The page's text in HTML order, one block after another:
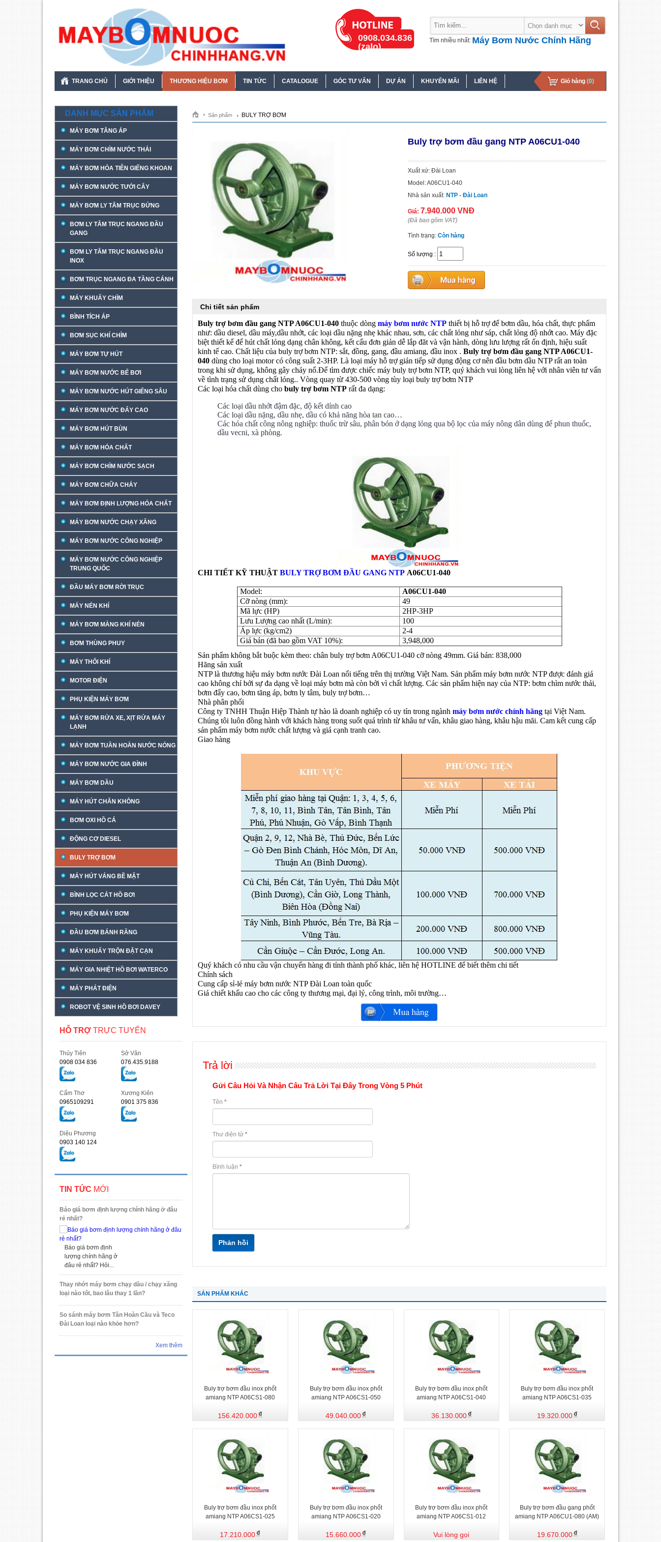
Tìm nhiều nhất: Máy Bơm Nước Chính Hãng
0908.034.836
(zalo)
TRANG CHỦ GIỚI THIỆU THƯƠNG HIỆU BƠM TIN TỨC CATALOGUE GÓC TƯ VẤN DỰ ÁN KHUYẾN MÃI LIÊN HỆ Giỏ hàng (0)
DANH MỤC SẢN PHẨM
MÁY BƠM TĂNG ÁP
MÁY BƠM CHÌM NƯỚC THẢI
MÁY BƠM HỎA TIỄN GIẾNG KHOAN
MÁY BƠM NƯỚC TƯỚI CÂY
MÁY BƠM LY TÂM TRỤC ĐỨNG
BƠM LY TÂM TRỤC NGANG ĐẦU
GANG
BƠM LY TÂM TRỤC NGANG ĐẦU
INOX
BƠM TRỤC NGANG ĐA TẦNG CÁNH
MÁY KHUẤY CHÌM
BÌNH TÍCH ÁP
BƠM SỤC KHÍ CHÌM
MÁY BƠM TỰ HÚT
MÁY BƠM NƯỚC BỂ BƠI
MÁY BƠM NƯỚC HÚT GIẾNG SÂU
MÁY BƠM NƯỚC ĐẨY CAO
MÁY BƠM HÚT BÙN
MÁY BƠM HÓA CHẤT
MÁY BƠM CHÌM NƯỚC SẠCH
MÁY BƠM CHỮA CHÁY
MÁY BƠM ĐỊNH LƯỢNG HÓA CHẤT
MÁY BƠM NƯỚC CHẠY XĂNG
MÁY BƠM NƯỚC CÔNG NGHIỆP
MÁY BƠM NƯỚC CÔNG NGHIỆP
TRUNG QUỐC
ĐẦU MÁY BƠM RỜI TRỤC
MÁY NÉN KHÍ
MÁY BƠM MÀNG KHÍ NÉN
BƠM THÙNG PHUY
MÁY THỔI KHÍ
MOTOR ĐIỆN
PHỤ KIỆN MÁY BƠM
MÁY BƠM RỬA XE, XỊT RỬA MÁY
LẠNH
MÁY BƠM TUẦN HOÀN NƯỚC NÓNG
MÁY BƠM NƯỚC GIA ĐÌNH
MÁY BƠM DẦU
MÁY HÚT CHÂN KHÔNG
BƠM OXI HỒ CÁ
ĐỘNG CƠ DIESEL
BULY TRỢ BƠM
MÁY HÚT VÁNG BỀ MẶT
BÌNH LỌC CÁT HỒ BƠI
PHỤ KIỆN MÁY BƠM
ĐẦU BƠM BÁNH RĂNG
MÁY KHUẤY TRỘN ĐẶT CẠN
MÁY GIA NHIỆT HỒ BƠI WATERCO
MÁY PHÁT ĐIỆN
ROBOT VỆ SINH HỒ BƠI DAVEY
HỖ TRỢ TRỰC TUYẾN
Thủy Tiên
0908 034 836
Sở Vân
076.435.9188
Cẩm Thơ
0965109291
Xương Kiên
0901 375 836
Diệu Phương
0903 140 124
TIN TỨC MỚI
Báo giá bơm định lượng chính hãng ở đâu
rẻ nhất?
Báo giá bơm định
lượng chính hãng ở
đâu rẻ nhất? Hỏi...
Thay nhớt máy bơm chạy dầu / chạy xăng
loại nào tốt, bao lâu thay 1 lần?
So sánh máy bơm Tân Hoàn Cầu và Teco
Đài Loan loại nào khỏe hơn?
Xem thêm
Sản phẩm BULY TRỢ BƠM
Buly trợ bơm đầu gang NTP A06CU1-040
Xuất xứ: Đài Loan
Model: A06CU1-040
Nhà sản xuất: NTP - Đài Loan
Giá: 7.940.000 VNĐ
(Đã bao gồm VAT)
Tình trạng: Còn hàng
Số lượng :
Chi tiết sản phẩm
Buly trợ bơm đầu gang NTP A06CU1-040 thuộc dòng máy bơm nước NTP thiết bị hỗ trợ để bơm dầu, hóa chất, thực phẩm
như: dầu diesel, dầu máy,dầu nhớt, các loại dầu nặng nhẹ khác nhau, sơn, các chất lỏng như sáp, chất lỏng độ nhớt cao. Máy đặc
biệt thiết kế để hút chất lỏng dạng chân không, kết cấu đơn giản dễ lắp đăt và vận hành, dòng lưu lượng rất ổn định, hiệu suất
kinh tế cao. Chất liệu của buly trợ bơm NTP: sắt, đồng, gang, đầu amiang, đầu inox . Buly trợ bơm đầu gang NTP A06CU1-
040 dùng cho loại motor có công suất 2-3HP. Là loại máy hỗ trợ gián tiếp sử dụng động cơ nên đầu bơm dầu NTP rất an toàn
trong khi sử dụng, không gây cháy nổ.Để tìm được chiếc máy buly trợ bơm NTP, quý khách vui lòng liên hệ với nhân viên tư vấn
về tình trạng sử dụng chất lỏng.. Vòng quay từ 430-500 vòng tùy loại buly trợ bơm NTP
Các loại hóa chất dùng cho buly trợ bơm NTP rất đa dạng:
Các loại dầu nhớt đậm đặc, độ kết dính cao
Các loại dầu nặng, dầu nhẹ, dầu có khả năng hòa tan cao…
Các hóa chất công nông nghiệp: thuốc trừ sâu, phân bón ở dạng lỏng qua bộ lọc của máy nông dân dùng để phun thuốc,
dầu vecni, xà phòng.
CHI TIẾT KỸ THUẬT BULY TRỢ BƠM ĐẦU GANG NTP A06CU1-040
Model:
A06CU1-040
Cỡ nòng (mm):
49
Mã lực (HP)
2HP-3HP
Lưu Lượng cao nhất (L/min):
100
Áp lực (kg/cm2)
2-4
Giá bán (đã bao gồm VAT 10%):
3,948,000
Sản phẩm không bắt buộc kèm theo: chân buly trợ bơm A06CU1-040 cỡ nòng 49mm. Giá bán: 838,000
Hãng sản xuất
NTP là thương hiệu máy bơm nước Đài Loan nổi tiếng trên thị trường Việt Nam. Sản phẩm máy bơm nước NTP được đánh giá
cao không chỉ bởi sự đa dạng về loại máy bơm mà còn bởi vì chất lượng. Các sản phẩm hiện nay của NTP: bơm chìm nước thải,
bơm đẩy cao, bơm tăng áp, bơm ly tâm, buly trợ bơm…
Nhà phân phối
Công ty TNHH Thuận Hiệp Thành tự hào là doanh nghiệp có uy tín trong ngành máy bơm nước chính hãng tại Việt Nam.
Chúng tôi luôn đồng hành với khách hàng trong suốt quá trình từ khâu tư vấn, khâu giao hàng, khâu hậu mãi. Cam kết cung cấp
sản phẩm máy bơm nước chất lượng và giá cạnh tranh cao.
Giao hàng
Quý khách có nhu cầu vận chuyển hàng đi tỉnh thành phố khác, liên hệ HOTLINE để biết thêm chi tiết
Chính sách
Cung cấp sỉ-lẻ máy bơm nước NTP Đài Loan toàn quốc
Giá chiết khấu cao cho các công ty thương mại, đại lý, công trình, môi trường…
Trả lời
Gửi Câu Hỏi Và Nhận Câu Trả Lời Tại Đây Trong Vòng 5 Phút
Tên *
Thư điện tử *
Bình luận *
Phản hồi
SẢN PHẨM KHÁC
Buly trợ bơm đầu inox phốt
amiang NTP A06CS1-080
156.420.000
Buly trợ bơm đầu inox phốt
amiang NTP A06CS1-050
49.040.000
Buly trợ bơm đầu inox phốt
amiang NTP A06CS1-040
36.130.000
Buly trợ bơm đầu inox phốt
amiang NTP A06CS1-035
19.320.000
Buly trợ bơm đầu inox phốt
amiang NTP A06CS1-025
17.210.000
Buly trợ bơm đầu inox phốt
amiang NTP A06CS1-020
15.660.000
Buly trợ bơm đầu inox phốt
amiang NTP A06CS1-012
Vui lòng gọi
Buly trợ bơm đầu gang phốt
amiang NTP A06CU1-080 (AM)
19.670.000